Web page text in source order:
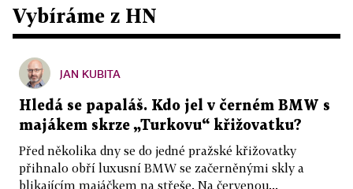
Vybíráme z HN
JAN KUBITA
Hledá se papaláš. Kdo jel v černém BMW s
majákem skrze „Turkovu“ křižovatku?
Před několika dny se do jedné pražské křižovatky
přihnalo obří luxusní BMW se začerněnými skly a
blikajícím majáčkem na střeše. Na červenou...